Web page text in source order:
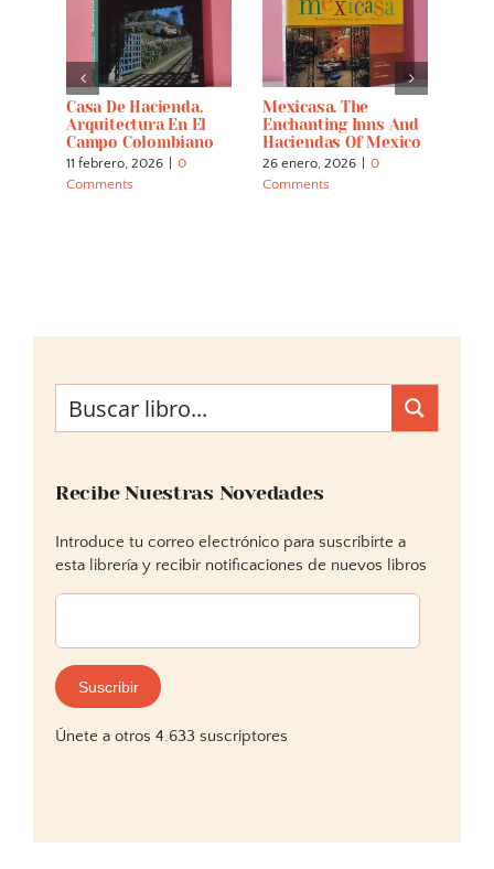
Casa De Hacienda.
Arquitectura En El
Campo Colombiano
11 febrero, 2026
0
Comments
Mexicasa. The
Enchanting Inns And
Haciendas Of Mexico
26 enero, 2026
0
Comments
Recibe Nuestras Novedades
Introduce tu correo electrónico para suscribirte a
esta librería y recibir notificaciones de nuevos libros
Dirección
correo
electrónico:
Suscribir
Únete a otros 4.633 suscriptores